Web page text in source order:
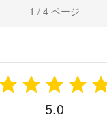
1 / 4 ページ
5.0